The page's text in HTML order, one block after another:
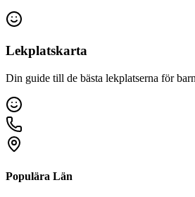
Lekplatskarta
Din guide till de bästa lekplatserna för
Populära Län